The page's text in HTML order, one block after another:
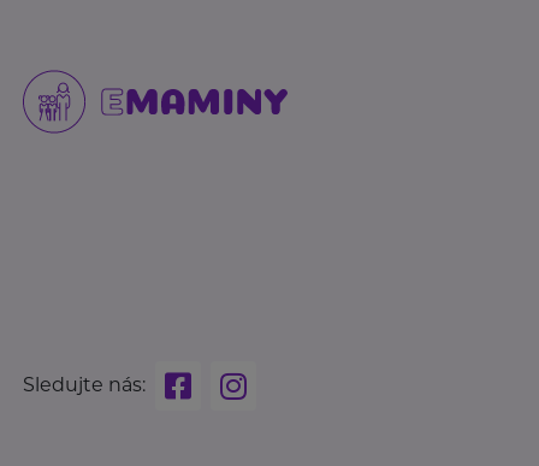
Sledujte nás: